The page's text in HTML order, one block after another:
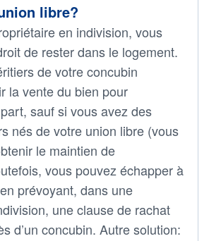
libre?
en indivision, vous
de rester dans le logement.
de votre concubin
la vente du bien pour
sauf si vous avez des
nés de votre union libre (vous
le maintien de
vous pouvez échapper à
prévoyant, dans une
une clause de rachat
d’un concubin. Autre solution: